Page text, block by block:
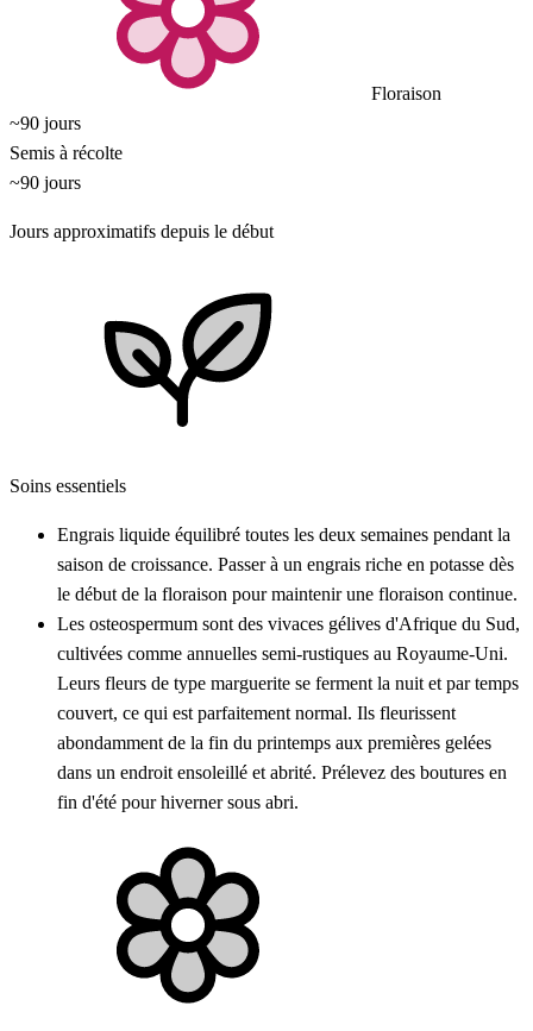
Floraison
~90 jours
Semis à récolte
~90 jours
Jours approximatifs depuis le début
Soins essentiels
Engrais liquide équilibré toutes les deux semaines pendant la
saison de croissance. Passer à un engrais riche en potasse dès
le début de la floraison pour maintenir une floraison continue.
Les osteospermum sont des vivaces gélives d'Afrique du Sud,
cultivées comme annuelles semi-rustiques au Royaume-Uni.
Leurs fleurs de type marguerite se ferment la nuit et par temps
couvert, ce qui est parfaitement normal. Ils fleurissent
abondamment de la fin du printemps aux premières gelées
dans un endroit ensoleillé et abrité. Prélevez des boutures en
fin d'été pour hiverner sous abri.